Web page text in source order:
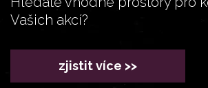
Vašich akcí?
zjistit více >>